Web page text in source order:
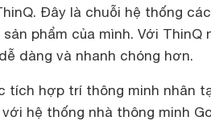
Đây là chuỗi hệ thống
phẩm của mình. Với
dàng và nhanh chóng hơn.
tích hợp trí thông minh nhân
hệ thống nhà thông minh